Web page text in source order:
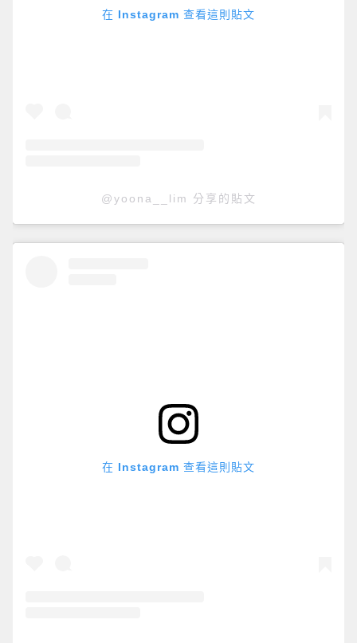
在 Instagram 查看這則貼文
@yoona__lim 分享的貼文
在 Instagram 查看這則貼文